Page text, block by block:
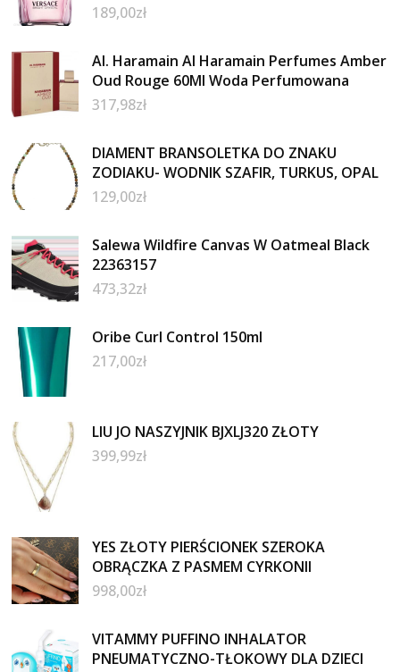
189,00zł
Al. Haramain Al Haramain Perfumes Amber
Oud Rouge 60Ml Woda Perfumowana
317,98zł
DIAMENT BRANSOLETKA DO ZNAKU
ZODIAKU- WODNIK SZAFIR, TURKUS, OPAL
129,00zł
Salewa Wildfire Canvas W Oatmeal Black
22363157
473,32zł
Oribe Curl Control 150ml
217,00zł
LIU JO NASZYJNIK BJXLJ320 ZŁOTY
399,99zł
YES ZŁOTY PIERŚCIONEK SZEROKA
OBRĄCZKA Z PASMEM CYRKONII
998,00zł
VITAMMY PUFFINO INHALATOR
PNEUMATYCZNO-TŁOKOWY DLA DZIECI